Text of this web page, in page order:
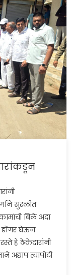
सुरळीत
बिले अदा
डोंगर घेऊन
हे ठेकेदारांनी
त्यापोटी